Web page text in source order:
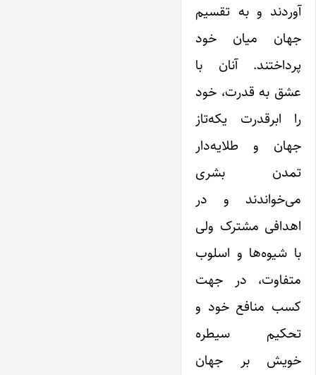
آوردند و به تقسیم
جهان‌ میان خود
پرداختند. آنان با
عشق به قدرت‌، خود
را ابرقدرت یکه‌تاز
جهان و طلایه‌دار
تمدن بشری‌
می‌خواندند ‌و در
اهدافی مشترک‌ ولی
با شیوه‌ها و اسلوب
متفاوت، در جهت
کسب منافع خود و
تحکیم سیطره
خویش بر جهان